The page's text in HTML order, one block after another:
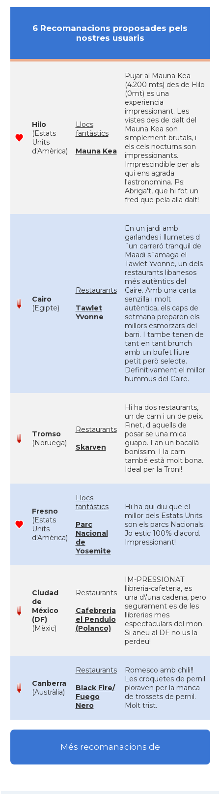
6 Recomanacions proposades pels
nostres usuaris
Hilo
(Estats
Units
d'Amèrica)
Llocs
fantàstics
Mauna Kea
Pujar al Mauna Kea
(4.200 mts) des de Hilo
(0mt) es una
experiencia
impressionant. Les
vistes des de dalt del
Mauna Kea son
simplement brutals, i
els cels nocturns son
impressionants.
Imprescindible per als
qui ens agrada
l'astronomina. Ps:
Abriga't, que hi fot un
fred que pela alla dalt!
Cairo
(Egipte)
Restaurants
Tawlet
Yvonne
En un jardi amb
garlandes i llumetes d
´un carreró tranquil de
Maadi s´amaga el
Tawlet Yvonne, un dels
restaurants libanesos
més autèntics del
Caire. Amb una carta
senzilla i molt
autèntica, els caps de
setmana preparen els
millors esmorzars del
barri. I tambe tenen de
tant en tant brunch
amb un bufet lliure
petit però selecte.
Definitivament el millor
hummus del Caire.
Tromso
(Noruega)
Restaurants
Skarven
Hi ha dos restaurants,
un de carn i un de peix.
Finet, d aquells de
posar se una mica
guapo. Fan un bacallà
boníssim. I la carn
també està molt bona.
Ideal per la Troni!
Fresno
(Estats
Units
d'Amèrica)
Llocs
fantàstics
Parc
Nacional
de
Yosemite
Hi ha qui diu que el
millor dels Estats Units
son els parcs Nacionals.
Jo estic 100% d'acord.
Impressionant!
Ciudad
de
México
(DF)
(Mèxic)
Restaurants
Cafebreria
el Pendulo
(Polanco)
IM-PRESSIONAT
llibreria-cafeteria, es
una d\'una cadena, pero
segurament es de les
llibreries mes
espectaculars del mon.
Si aneu al DF no us la
perdeu!
Canberra
(Austràlia)
Restaurants
Black Fire/
Fuego
Nero
Romesco amb chili!!
Les croquetes de pernil
ploraven per la manca
de trossets de pernil.
Molt trist.
Més recomanacions de